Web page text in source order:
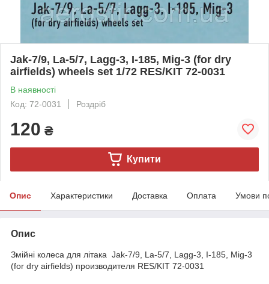
Jak-7/9, La-5/7, Lagg-3, I-185, Mig-3 (for dry
airfields) wheels set 1/72 RES/KIT 72-0031
В наявності
Код: 72-0031
Роздріб
120 ₴
Купити
Опис Характеристики Доставка Оплата Умови
Опис
Змійні колеса для літака Jak-7/9, La-5/7, Lagg-3, I-185, Mig-3
(for dry airfields) производителя RES/KIT 72-0031